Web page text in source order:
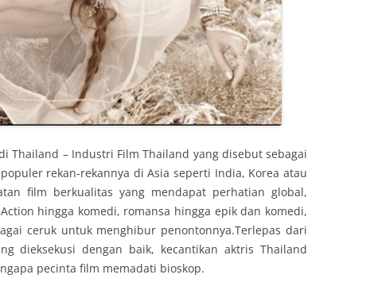
Thailand – Industri Film Thailand yang disebut sebagai
rekan-rekannya di Asia seperti India, Korea atau
film berkualitas yang mendapat perhatian global,
hingga komedi, romansa hingga epik dan komedi,
ceruk untuk menghibur penontonnya.Terlepas dari
dieksekusi dengan baik, kecantikan aktris Thailand
pecinta film memadati bioskop.